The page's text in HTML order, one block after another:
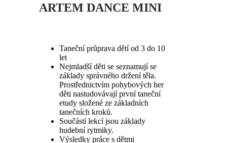
ARTEM DANCE MINI
Taneční průprava dětí od 3 do 10
let
Nejmladší děti se seznamují se
základy správného držení těla.
Prostřednictvím pohybových her
děti nastudovávají první taneční
etudy složené ze základních
tanečních kroků.
Součástí lekcí jsou základy
hudební rytmiky.
Výsledky práce s dětmi